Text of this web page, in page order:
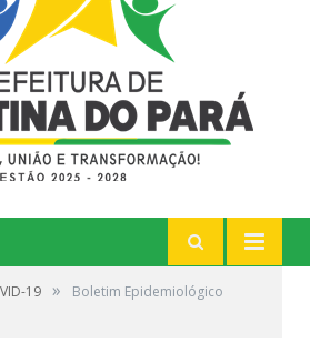
19 »
Boletim Epidemiológico